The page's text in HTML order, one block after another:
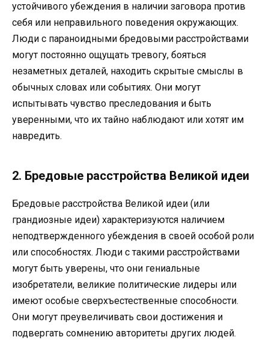
устойчивого убеждения в наличии заговора против
себя или неправильного поведения окружающих.
Люди с параноидными бредовыми расстройствами
могут постоянно ощущать тревогу, бояться
незаметных деталей, находить скрытые смыслы в
обычных словах или событиях. Они могут
испытывать чувство преследования и быть
уверенными, что их тайно наблюдают или хотят им
навредить.
2. Бредовые расстройства Великой идеи
Бредовые расстройства Великой идеи (или
грандиозные идеи) характеризуются наличием
неподтвержденного убеждения в своей особой роли
или способностях. Люди с такими расстройствами
могут быть уверены, что они гениальные
изобретатели, великие политические лидеры или
имеют особые сверхъестественные способности.
Они могут преувеличивать свои достижения и
подвергать сомнению авторитеты других людей.